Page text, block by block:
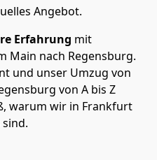
Angebot.
Erfahrung mit
Main nach Regensburg.
und unser Umzug von
von A bis Z
warum wir in Frankfurt